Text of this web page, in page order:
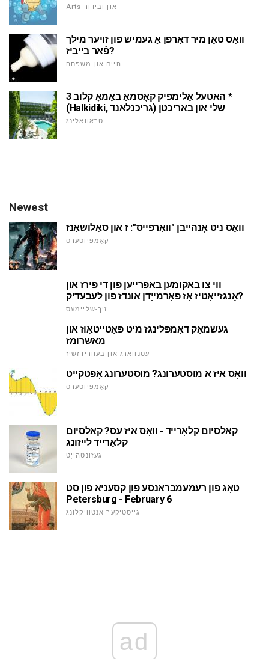
Arts און ובידור
וואָס טאָן מיר דאַרפֿן אַ געמיש פון זויער מילך
פֿאַר בייביז?
היים און משפּחה
האטעל אָלימפּיק קאָסמאַ באָמאָ קלוב 3 *
(Halkidiki, גריכנלאנד) שלי און באריכטן
טראַוואַלינג
Newest
וואָס ניט אָנהייבן "וואַרפייס": ז און סאַלושאַנז
קאָמפּיוטערס
ווי צו באַקומען באַפרייַען פון די פירז און
אַנגזייאַטיז אַז פאַרמייַדן אונדז פון לעבעדיק?
זיך-שליימעס
געשמאַק דאַמפּלינגז מיט פּאַטייטאָוז און
מאַשרומז
עסנוואַרג און בעוורידזשיז
וואָס איז אַ מוסטערונג? מוסטערונג אָפטקייַט
קאָמפּיוטערס
קאַלסיום קלאָרייד - וואָס איז עס? קאַלסיום
קלאָרייד לייזונג
געזונטהייַט
טאָג פון רעמעמבראַנסע פון קסעניאַ פון סט
Petersburg - February 6
גייסטיקער אנטוויקלונג
ad